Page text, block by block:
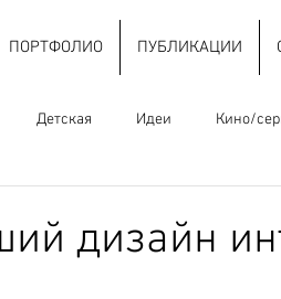
ПОРТФОЛИО ПУБЛИКАЦИИ
Детская Идеи Кино/
дизайн